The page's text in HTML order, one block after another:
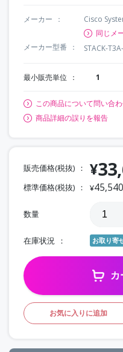
メーカー
Cisco
同じメ
メーカー型番
STACK-
最小販売単位 1
この商品について問い合
商品詳細の誤りを報告
販売価格(税抜) ¥
標準価格(税抜) ¥45,540
数量
在庫状況 お取り寄
カ
お気に入りに追加